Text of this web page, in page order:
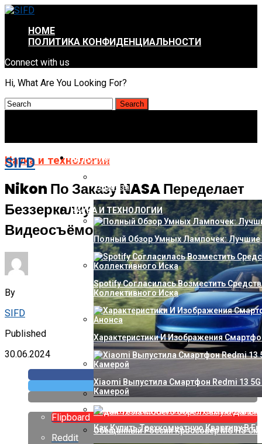
HOME
ПОЛИТИКА КОНФИДЕНЦИАЛЬНОСТИ
Connect with us
Hi, What Are You Looking For?
SIFD АВТО-МОТО
Тормоза
Седан Tesla Model 3 Обрел Самую
Обещанный России Кроссовер MG HS
НАУКА И ТЕХНОЛОГИИ
Полный Обзор Умных Лампочек: Лучшие
Spotify Согласилась Возместить
Коллективного Иска
Характеристики И Изображения
Xiaomi Выпустила Смартфон Redmi 13
Камерой
Как Купить Трехкомнатную Квартиру В
Наука и технологии
Nikon По Заказу NASA Переделает
Беззеркалку Z9 Для Фото- И
Видеосъёмок На Луне
By
SIFD
Published
30.06.2024
Flipboard
Reddit